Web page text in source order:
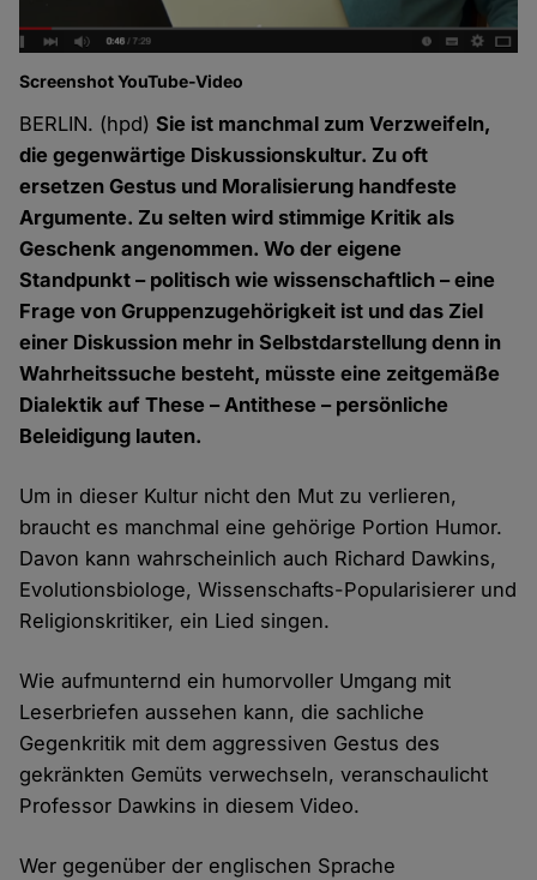
Screenshot YouTube-Video
BERLIN. (hpd)Sie ist manchmal zum Verzweifeln,
die gegenwärtige Diskussionskultur. Zu oft
ersetzen Gestus und Moralisierung handfeste
Argumente. Zu selten wird stimmige Kritik als
Geschenk angenommen. Wo der eigene
Standpunkt – politisch wie wissenschaftlich – eine
Frage von Gruppenzugehörigkeit ist und das Ziel
einer Diskussion mehr in Selbstdarstellung denn in
Wahrheitssuche besteht, müsste eine zeitgemäße
Dialektik auf These – Antithese – persönliche
Beleidigung lauten.
Um in dieser Kultur nicht den Mut zu verlieren,
braucht es manchmal eine gehörige Portion Humor.
Davon kann wahrscheinlich auch Richard Dawkins,
Evolutionsbiologe, Wissenschafts-Popularisierer und
Religionskritiker, ein Lied singen.
Wie aufmunternd ein humorvoller Umgang mit
Leserbriefen aussehen kann, die sachliche
Gegenkritik mit dem aggressiven Gestus des
gekränkten Gemüts verwechseln, veranschaulicht
Professor Dawkins in diesem Video.
Wer gegenüber der englischen Sprache